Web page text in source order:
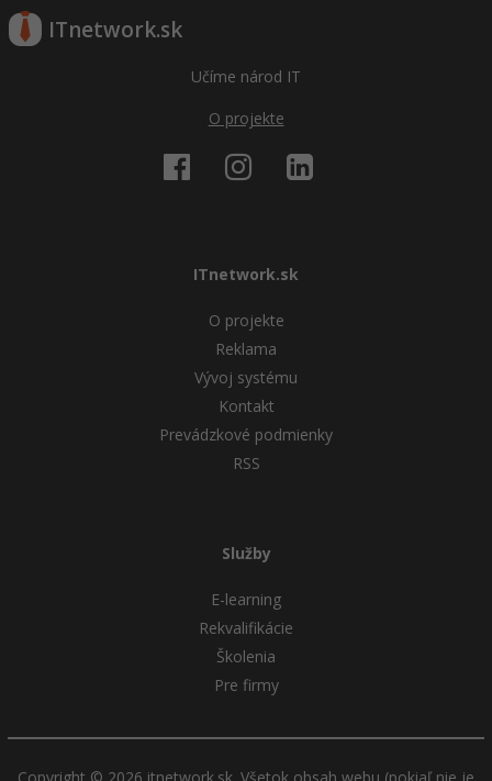
ITnetwork.sk
Učíme národ IT
O projekte
ITnetwork.sk
O projekte
Reklama
Vývoj systému
Kontakt
Prevádzkové podmienky
RSS
Služby
E-learning
Rekvalifikácie
Školenia
Pre firmy